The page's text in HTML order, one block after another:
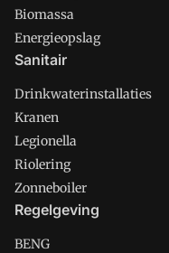
Biomassa
Energieopslag
Sanitair
Drinkwaterinstallaties
Kranen
Legionella
Riolering
Zonneboiler
Regelgeving
BENG